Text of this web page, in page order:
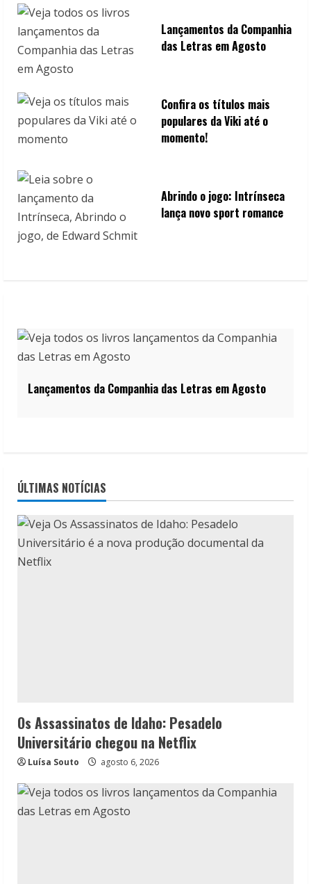
Lançamentos da Companhia
das Letras em Agosto
Confira os títulos mais
populares da Viki até o
momento!
Abrindo o jogo: Intrínseca
lança novo sport romance
Lançamentos da Companhia das Letras em Agosto
ÚLTIMAS NOTÍCIAS
Os Assassinatos de Idaho: Pesadelo
Universitário chegou na Netflix
Luísa Souto agosto 6, 2026